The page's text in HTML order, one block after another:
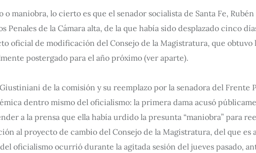
maniobra, lo cierto es que el senador socialista de Santa Fe,
Penales de la Cámara alta, de la que había sido desplazado cinco
oficial de modificación del Consejo de la Magistratura, que
postergado para el año próximo (ver aparte).
de la comisión y su reemplazo por la senadora del
dentro mismo del oficialismo: la primera dama acusó
a la prensa que ella había urdido la presunta “maniobra” para
al proyecto de cambio del Consejo de la Magistratura, del que
oficialismo ocurrió durante la agitada sesión del jueves pasado,